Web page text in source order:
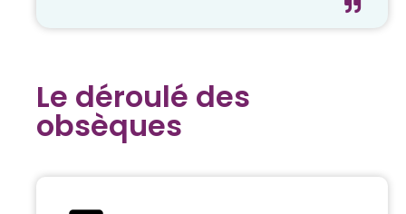
Le déroulé des
obsèques